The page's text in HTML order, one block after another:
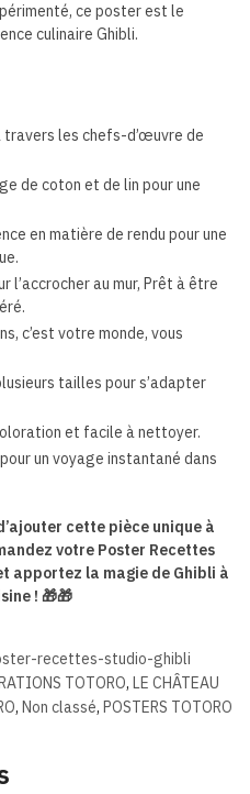
ce poster est le
culinaire Ghibli.
les chefs-d’œuvre de
de coton et de lin pour une
en matière de rendu pour une
l’accrocher au mur, Prêt à être
c’est votre monde, vous
tailles pour s’adapter
et facile à nettoyer.
un voyage instantané dans
cette pièce unique à
votre Poster Recettes
apportez la magie de Ghibli à
! 🎁🎁
recettes-studio-ghibli
TOTORO, LE CHÂTEAU
, Non classé, POSTERS TOTORO